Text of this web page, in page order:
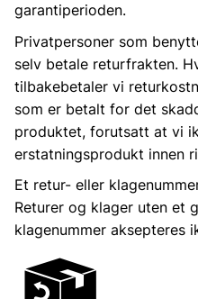
garantiperioden.
Privatpersoner som
selv betale returfrakten.
tilbakebetaler vi
som er betalt for det
produktet, forutsatt at vi
erstatningsprodukt innen
Et retur- eller
Returer og klager uten et
klagenummer aksepteres